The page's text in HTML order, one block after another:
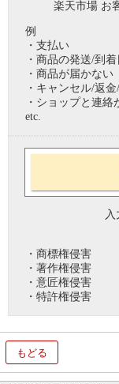
楽天市場 お
例
・支払い
・商品の発送/到
・商品が届かない
・キャンセル/返
・ショップと連絡
etc.
入
・商標権侵害
・著作権侵害
・意匠権侵害
・特許権侵害
もどる